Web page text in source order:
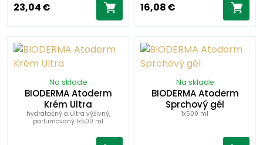
23,04 € 16,08 €
Na sklade
BIODERMA Atoderm
Krém Ultra
hydratačný a ultra výživný,
parfumovaný 1x500 ml
Na sklade
BIODERMA Atoderm
Sprchový gél
1x500 ml